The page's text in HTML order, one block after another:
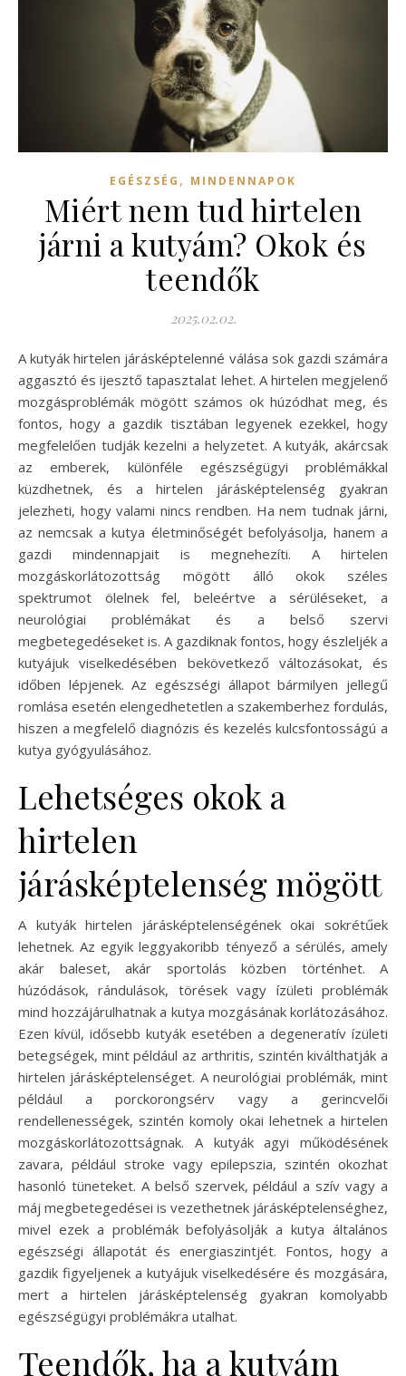
EGÉSZSÉG , MINDENNAPOK
Miért nem tud hirtelen
járni a kutyám? Okok és
teendők
2025.02.02.
A kutyák hirtelen járásképtelenné válása sok gazdi számára
aggasztó és ijesztő tapasztalat lehet. A hirtelen megjelenő
mozgásproblémák mögött számos ok húzódhat meg, és
fontos, hogy a gazdik tisztában legyenek ezekkel, hogy
megfelelően tudják kezelni a helyzetet. A kutyák, akárcsak
az emberek, különféle egészségügyi problémákkal
küzdhetnek, és a hirtelen járásképtelenség gyakran
jelezheti, hogy valami nincs rendben. Ha nem tudnak járni,
az nemcsak a kutya életminőségét befolyásolja, hanem a
gazdi mindennapjait is megnehezíti. A hirtelen
mozgáskorlátozottság mögött álló okok széles
spektrumot ölelnek fel, beleértve a sérüléseket, a
neurológiai problémákat és a belső szervi
megbetegedéseket is. A gazdiknak fontos, hogy észleljék a
kutyájuk viselkedésében bekövetkező változásokat, és
időben lépjenek. Az egészségi állapot bármilyen jellegű
romlása esetén elengedhetetlen a szakemberhez fordulás,
hiszen a megfelelő diagnózis és kezelés kulcsfontosságú a
kutya gyógyulásához.
Lehetséges okok a
hirtelen
járásképtelenség mögött
A kutyák hirtelen járásképtelenségének okai sokrétűek
lehetnek. Az egyik leggyakoribb tényező a sérülés, amely
akár baleset, akár sportolás közben történhet. A
húzódások, rándulások, törések vagy ízületi problémák
mind hozzájárulhatnak a kutya mozgásának korlátozásához.
Ezen kívül, idősebb kutyák esetében a degeneratív ízületi
betegségek, mint például az arthritis, szintén kiválthatják a
hirtelen járásképtelenséget. A neurológiai problémák, mint
például a porckorongsérv vagy a gerincvelői
rendellenességek, szintén komoly okai lehetnek a hirtelen
mozgáskorlátozottságnak. A kutyák agyi működésének
zavara, például stroke vagy epilepszia, szintén okozhat
hasonló tüneteket. A belső szervek, például a szív vagy a
máj megbetegedései is vezethetnek járásképtelenséghez,
mivel ezek a problémák befolyásolják a kutya általános
egészségi állapotát és energiaszintjét. Fontos, hogy a
gazdik figyeljenek a kutyájuk viselkedésére és mozgására,
mert a hirtelen járásképtelenség gyakran komolyabb
egészségügyi problémákra utalhat.
Teendők, ha a kutyám